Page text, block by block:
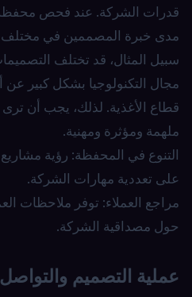
قدرات الشركة. عند فحص محفظة
مدى خبرة المصممين في مختلف
سبيل المثال، قد تختلف
مجال التكنولوجيا بشكل كبير
قطاع الأغذية. لذلك، يجب أن
ملهمة ومؤثرة ومهنية.
التنوع في المحفظة: رؤية
على تعددية مهارات الشركة.
مراجع العملاء: توفر ملاحظات
حول مصداقية الشركة.
عملية التصميم والتواصل